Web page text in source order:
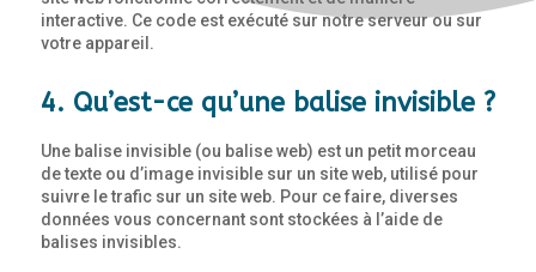
interactive. Ce code est exécuté sur notre serveur ou sur
votre appareil.
4. Qu’est-ce qu’une balise invisible ?
Une balise invisible (ou balise web) est un petit morceau
de texte ou d’image invisible sur un site web, utilisé pour
suivre le trafic sur un site web. Pour ce faire, diverses
données vous concernant sont stockées à l’aide de
balises invisibles.